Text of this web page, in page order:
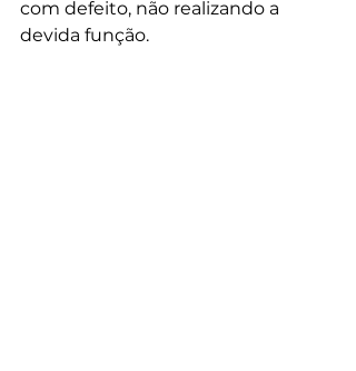
com defeito, não realizando a
devida função.